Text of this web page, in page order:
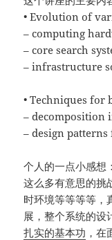
• Evolution of
– computing
– core search
– infrastructure
• Techniques for
– decomposition
– design
个人的一点小感想
这么多有意思的挑
时环境等等等等，
展，整个系统的设
扎实的基本功 ，